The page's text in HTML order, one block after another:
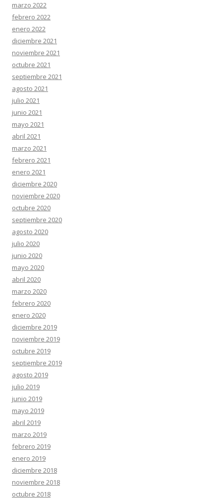
marzo 2022
febrero 2022
enero 2022
diciembre 2021
noviembre 2021
octubre 2021
septiembre 2021
agosto 2021
julio 2021
junio 2021
mayo 2021
abril 2021
marzo 2021
febrero 2021
enero 2021
diciembre 2020
noviembre 2020
octubre 2020
septiembre 2020
agosto 2020
julio 2020
junio 2020
mayo 2020
abril 2020
marzo 2020
febrero 2020
enero 2020
diciembre 2019
noviembre 2019
octubre 2019
septiembre 2019
agosto 2019
julio 2019
junio 2019
mayo 2019
abril 2019
marzo 2019
febrero 2019
enero 2019
diciembre 2018
noviembre 2018
octubre 2018